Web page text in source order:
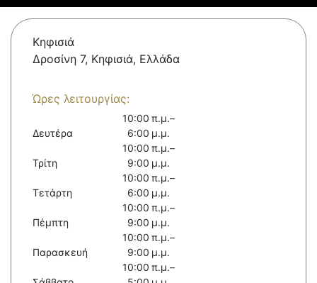
Κηφισιά
Δροσίνη 7, Κηφισιά, Ελλάδα
Ώρες λειτουργίας:
Δευτέρα
10:00 π.μ.–
6:00 μ.μ.
Τρίτη
10:00 π.μ.–
9:00 μ.μ.
Τετάρτη
10:00 π.μ.–
6:00 μ.μ.
Πέμπτη
10:00 π.μ.–
9:00 μ.μ.
Παρασκευή
10:00 π.μ.–
9:00 μ.μ.
10:00 π.μ.–